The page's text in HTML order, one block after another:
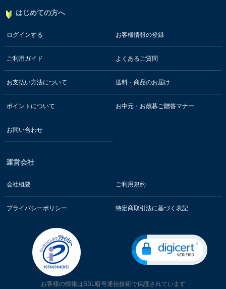
はじめての方へ
ログインする お客様情報の登録
ご利用ガイド よくあるご質問
お支払い方法について 送料・商品のお届け
ポイントについて お中元・お歳暮ご贈答マナー
お問い合わせ
運営会社
会社概要 ご利用規約
プライバシーポリシー 特定商取引法に基づく表記
お客様の情報はSSL暗号通信技術で保護されています